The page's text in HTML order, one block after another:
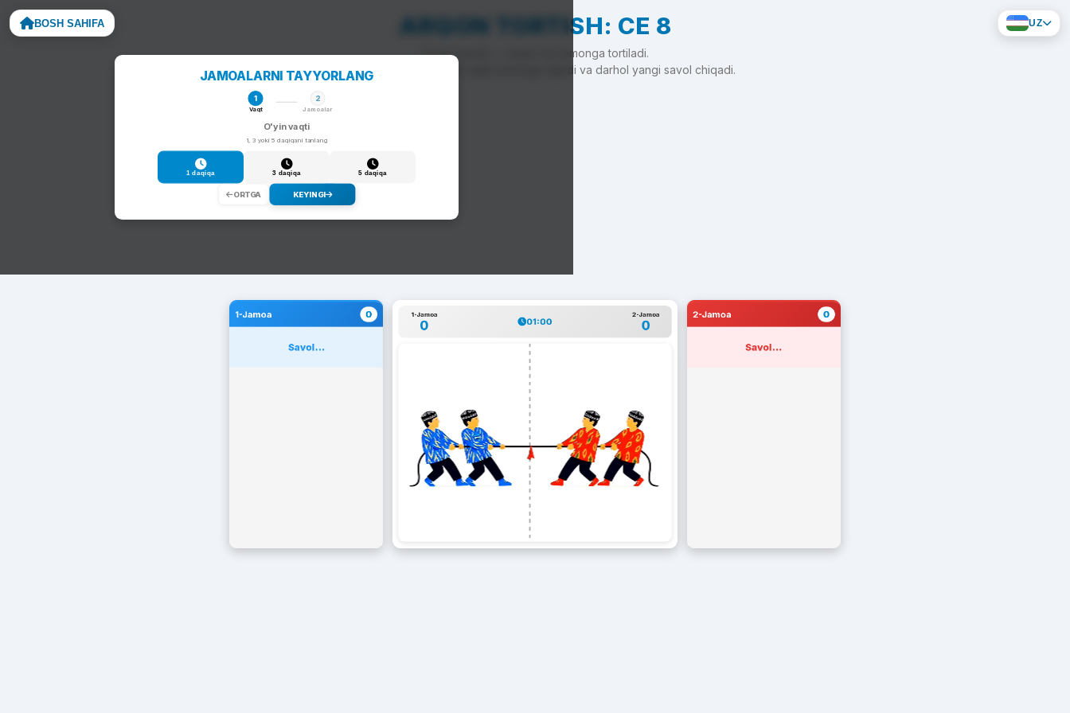
BOSH SAHIFA UZ
ARQON TORTISH: CE 8
To'g'ri javob — arqon siz tomonga tortiladi.
Noto'g'ri javob — arqon raqib tomonga siljiydi va darhol yangi savol chiqadi.
JAMOALARNI TAYYORLANG
1
Vaqt
2
Jamoalar
O'yin vaqti
1, 3 yoki 5 daqiqani tanlang
1 daqiqa 3 daqiqa 5 daqiqa
ORTGA KEYINGI
1-Jamoa 0
Savol...
1-Jamoa
0 01:00
2-Jamoa
0
2-Jamoa 0
Savol...